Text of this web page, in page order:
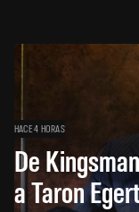
HACE 4 HORAS
De
a Taron